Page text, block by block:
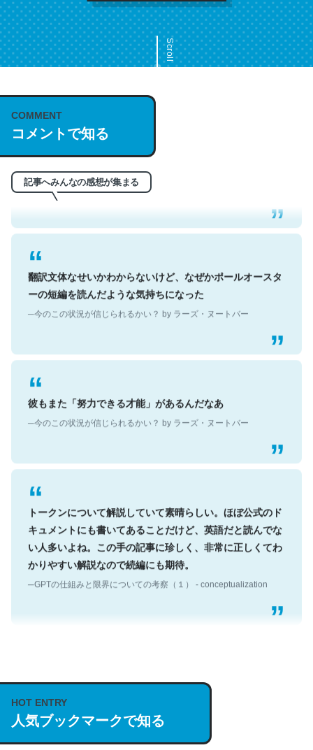
Scroll
COMMENT
コメントで知る
記事へみんなの感想が集まる
これは名文。彼はとてもクレバーなんだろうなと凄く思
う。英語少しでも読める人は原文もお勧め。自分はこの流
─今のこの状況が信じられるかい？ by ラーズ・ヌートバー
翻訳文体なせいかわからないけど、なぜかポールオースタ
ーの短編を読んだような気持ちになった
─今のこの状況が信じられるかい？ by ラーズ・ヌートバー
彼もまた「努力できる才能」があるんだなあ
─今のこの状況が信じられるかい？ by ラーズ・ヌートバー
トークンについて解説していて素晴らしい。ほぼ公式のド
キュメントにも書いてあることだけど、英語だと読んでな
い人多いよね。この手の記事に珍しく、非常に正しくてわ
かりやすい解説なので続編にも期待。
─GPTの仕組みと限界についての考察（１） - conceptualization
説してる記事が少ないので貴重な良記事。/続編来た
https://isobe324649.hatenablog.com/entry/2023/03/27
/064121
─GPTの仕組みと限界についての考察（１） - conceptualization
HOT ENTRY
人気ブックマークで知る